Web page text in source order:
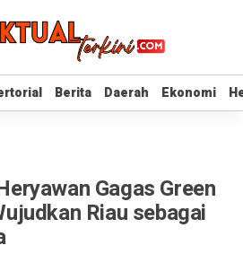
Berita Daerah Ekonomi
Berita Daerah Ekonomi
Gagas Green
Riau sebagai